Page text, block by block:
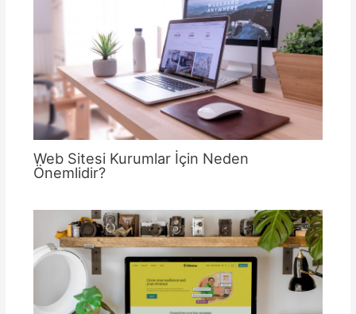
Web Sitesi Kurumlar İçin Neden
Önemlidir?